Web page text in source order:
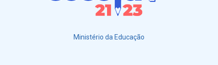
Ministério da Educação